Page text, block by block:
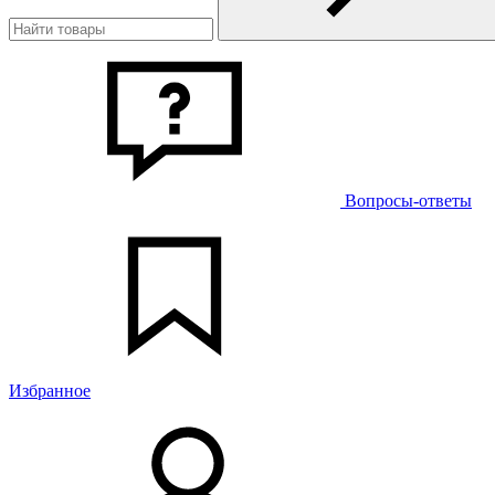
Вопросы-ответы
Избранное